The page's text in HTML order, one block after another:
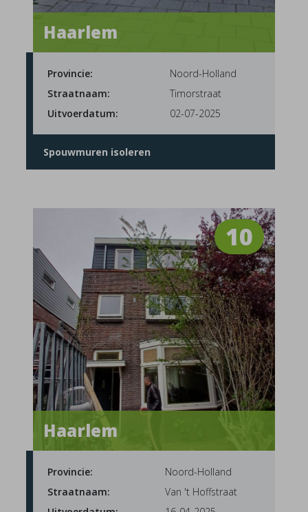
Haarlem
Provincie:
Noord-Holland
Straatnaam:
Timorstraat
Uitvoerdatum:
02-07-2025
Spouwmuren isoleren
10
Haarlem
Provincie:
Noord-Holland
Straatnaam:
Van 't Hoffstraat